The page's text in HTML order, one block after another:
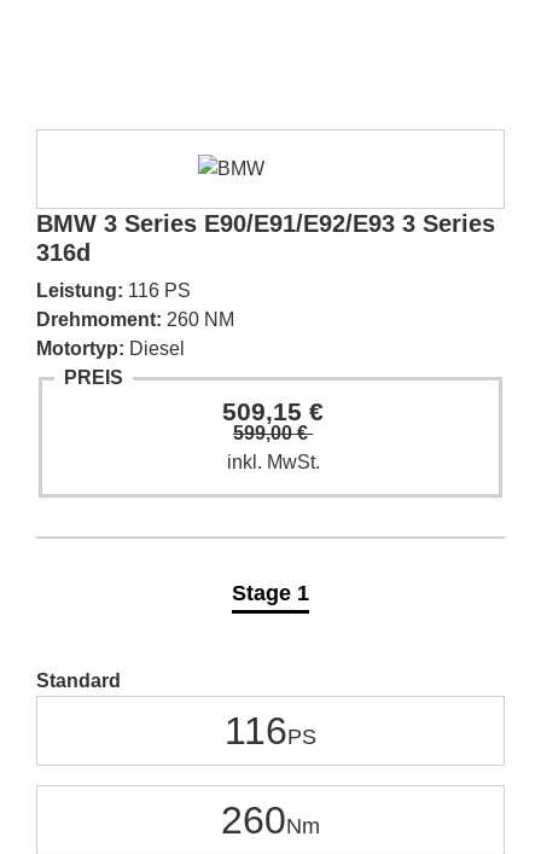
BMW 3 Series E90/E91/E92/E93 3 Series
316d
Leistung: 116 PS
Drehmoment: 260 NM
Motortyp: Diesel
PREIS
509,15 €
599,00 €
inkl. MwSt.
Stage 1
Standard
116
260